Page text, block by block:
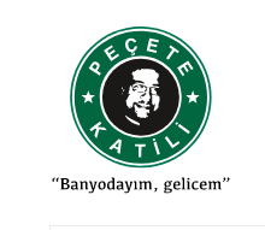
bilme amaçlı söylüyorum size
evrim yorumu
çankara
kabzıman